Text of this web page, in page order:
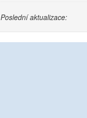
Poslední aktualizace: